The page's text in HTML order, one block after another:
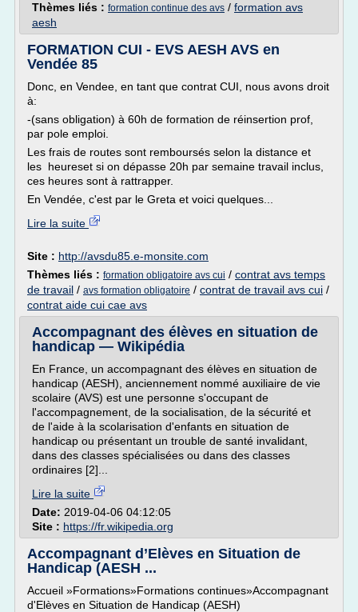
Thèmes liés : formation continue des avs / formation avs
aesh
FORMATION CUI - EVS AESH AVS en
Vendée 85
Donc, en Vendee, en tant que contrat CUI, nous avons droit
à:
-(sans obligation) à 60h de formation de réinsertion prof,
par pole emploi.
Les frais de routes sont remboursés selon la distance et
les heureset si on dépasse 20h par semaine travail inclus,
ces heures sont à rattrapper.
En Vendée, c'est par le Greta et voici quelques...
Lire la suite
Site : http://avsdu85.e-monsite.com
Thèmes liés : formation obligatoire avs cui / contrat avs temps
de travail / avs formation obligatoire / contrat de travail avs cui /
contrat aide cui cae avs
Accompagnant des élèves en situation de
handicap — Wikipédia
En France, un accompagnant des élèves en situation de
handicap (AESH), anciennement nommé auxiliaire de vie
scolaire (AVS) est une personne s'occupant de
l'accompagnement, de la socialisation, de la sécurité et
de l'aide à la scolarisation d'enfants en situation de
handicap ou présentant un trouble de santé invalidant,
dans des classes spécialisées ou dans des classes
ordinaires [2]...
Lire la suite
Date: 2019-04-06 04:12:05
Site : https://fr.wikipedia.org
Accompagnant d’Elèves en Situation de
Handicap (AESH ...
Accueil »Formations»Formations continues»Accompagnant
d'Elèves en Situation de Handicap (AESH)